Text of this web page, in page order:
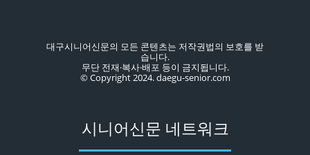
대구시니어신문의 모든 콘텐츠는 저작권법의 보호를 받
습니다.
무단 전재·복사·배포 등이 금지됩니다.
© Copyright 2024. daegu-senior.com
시니어신문 네트워크